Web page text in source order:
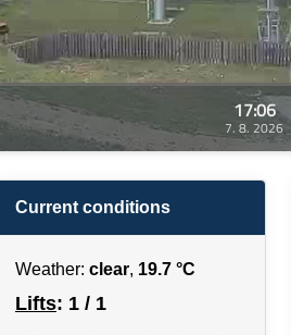
17:06
7. 8. 2026
Current conditions
Weather: clear, 19.7 °C
Lifts: 1 / 1